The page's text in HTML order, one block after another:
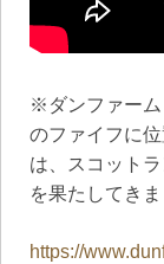
※ダンファーム
のファイフに
は、スコット
を果たしてきま
https://